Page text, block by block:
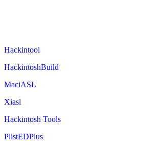
Hackintool
HackintoshBuild
MaciASL
Xiasl
Hackintosh Tools
PlistEDPlus